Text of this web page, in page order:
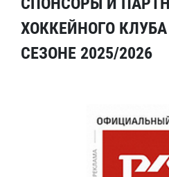
ХОККЕЙНОГО
СЕЗОНЕ 2025/2026